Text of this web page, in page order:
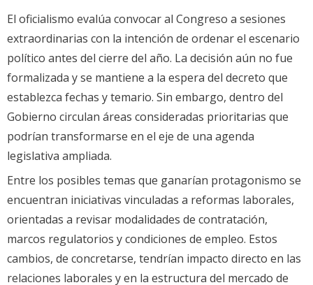
El oficialismo evalúa convocar al Congreso a sesiones
extraordinarias con la intención de ordenar el escenario
político antes del cierre del año. La decisión aún no fue
formalizada y se mantiene a la espera del decreto que
establezca fechas y temario. Sin embargo, dentro del
Gobierno circulan áreas consideradas prioritarias que
podrían transformarse en el eje de una agenda
legislativa ampliada.
Entre los posibles temas que ganarían protagonismo se
encuentran iniciativas vinculadas a reformas laborales,
orientadas a revisar modalidades de contratación,
marcos regulatorios y condiciones de empleo. Estos
cambios, de concretarse, tendrían impacto directo en las
relaciones laborales y en la estructura del mercado de